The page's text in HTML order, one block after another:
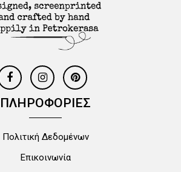
ΠΛΗΡΟΦΟΡΙΕΣ
Πολιτική Δεδομένων
Επικοινωνία